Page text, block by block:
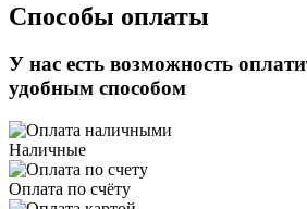
Способы оплаты
У нас есть возможность
удобным способом
Наличные
Оплата по счёту